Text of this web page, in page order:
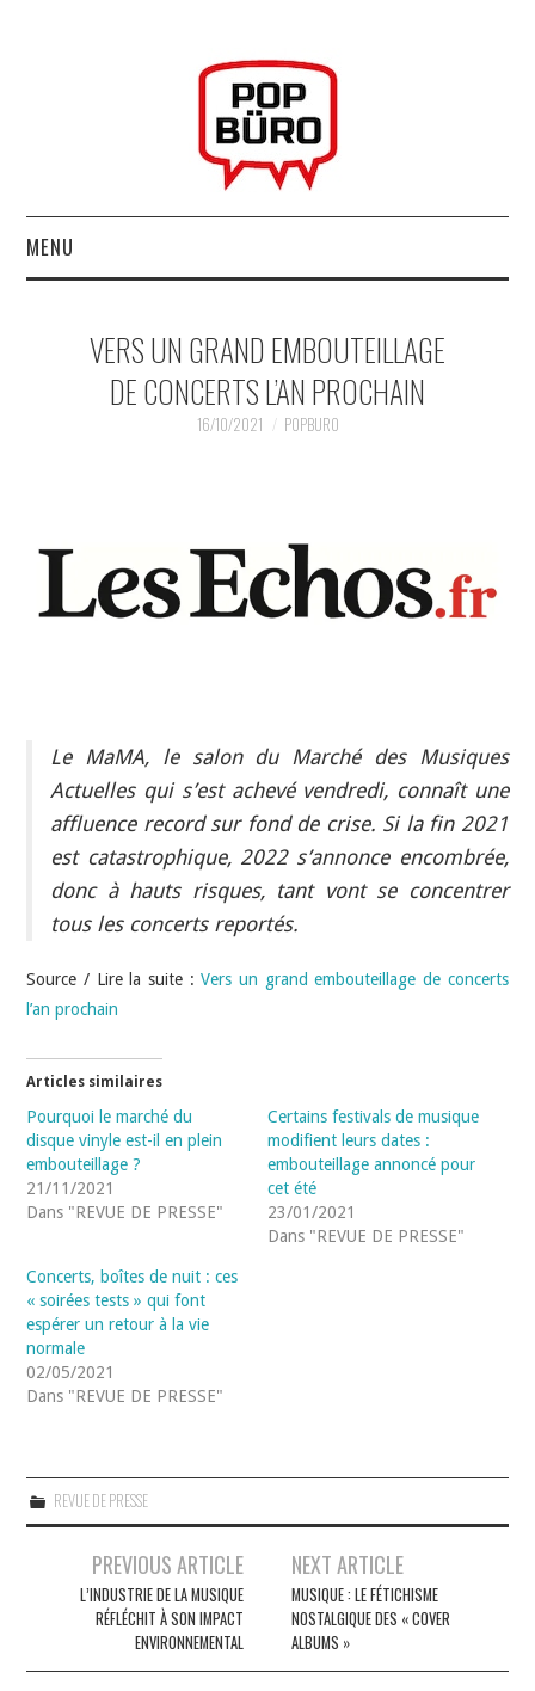
MENU
MUSIQUESACTUELLES.NET
GABBA GABBA HEY !
INDÉPENDANTS
DOKO
VERS UN GRAND EMBOUTEILLAGE
DE CONCERTS L’AN PROCHAIN
16/10/2021 POPBURO
Le MaMA, le salon du Marché des Musiques
Actuelles qui s’est achevé vendredi, connaît une
affluence record sur fond de crise. Si la fin 2021
est catastrophique, 2022 s’annonce encombrée,
donc à hauts risques, tant vont se concentrer
tous les concerts reportés.
Source / Lire la suite :Vers un grand embouteillage de concerts
l’an prochain
Articles similaires
Pourquoi le marché du
disque vinyle est-il en plein
embouteillage ?
21/11/2021
Dans "REVUE DE PRESSE"
Certains festivals de musique
modifient leurs dates :
embouteillage annoncé pour
cet été
23/01/2021
Dans "REVUE DE PRESSE"
Concerts, boîtes de nuit : ces
« soirées tests » qui font
espérer un retour à la vie
normale
02/05/2021
Dans "REVUE DE PRESSE"
REVUE DE PRESSE
Navigation
articles
PREVIOUS ARTICLE
L’INDUSTRIE DE LA MUSIQUE
RÉFLÉCHIT À SON IMPACT
ENVIRONNEMENTAL
NEXT ARTICLE
MUSIQUE : LE FÉTICHISME
NOSTALGIQUE DES « COVER
ALBUMS »